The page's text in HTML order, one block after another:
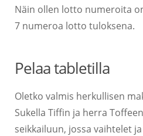
Näin ollen lotto numeroita
7 numeroa lotto tuloksena.
Pelaa tabletilla
Oletko valmis herkullisen
Sukella Tiffin ja herra
seikkailuun, jossa vaihtelet